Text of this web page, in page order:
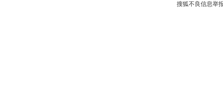
搜狐不良信息举